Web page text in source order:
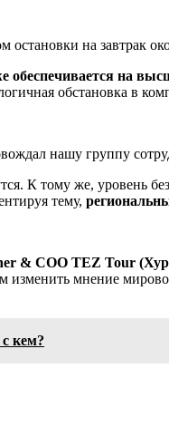
остановки на завтрак
обеспечивается на
обстановка в
нашу группу
К тому же, уровень
тему,
& COO TEZ Tour
мнение
кем?